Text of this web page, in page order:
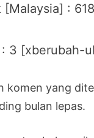
[Malaysia] :
: 3 [xberubah-
komen yang
bulan lepas.